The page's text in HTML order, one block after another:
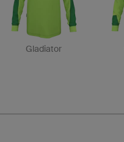
Gladiator